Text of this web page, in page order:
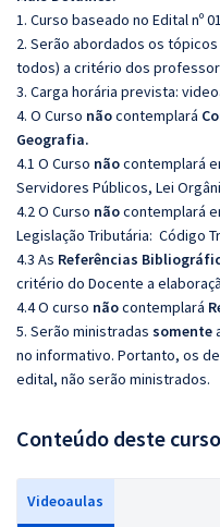
1. Curso baseado no Edital nº
2. Serão abordados os
todos) a critério dos
3. Carga horária prevista:
4. O Curso nãocontemplará
Geografia.
4.1 O Curso nãocontemplará
Servidores Públicos, Lei
4.2 O Curso nãocontemplará
Legislação Tributária: Código
4.3 As Referências
critério do Docente a
4.4 O curso nãocontemplará
5. Serão ministradas somente
no informativo. Portanto, os
edital, não serão ministrados.
Conteúdo deste curso
Videoaulas